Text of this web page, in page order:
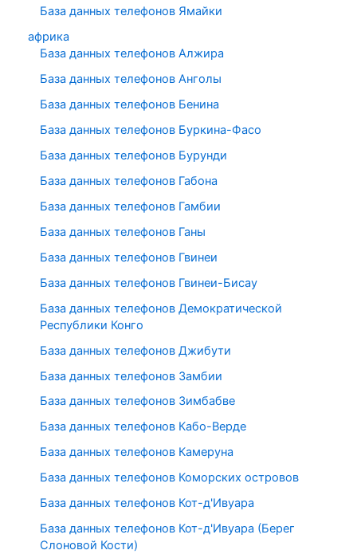
База данных телефонов Ямайки
африка
База данных телефонов Алжира
База данных телефонов Анголы
База данных телефонов Бенина
База данных телефонов Буркина-Фасо
База данных телефонов Бурунди
База данных телефонов Габона
База данных телефонов Гамбии
База данных телефонов Ганы
База данных телефонов Гвинеи
База данных телефонов Гвинеи-Бисау
База данных телефонов Демократической
Республики Конго
База данных телефонов Джибути
База данных телефонов Замбии
База данных телефонов Зимбабве
База данных телефонов Кабо-Верде
База данных телефонов Камеруна
База данных телефонов Коморских островов
База данных телефонов Кот-д'Ивуара
База данных телефонов Кот-д'Ивуара (Берег
Слоновой Кости)